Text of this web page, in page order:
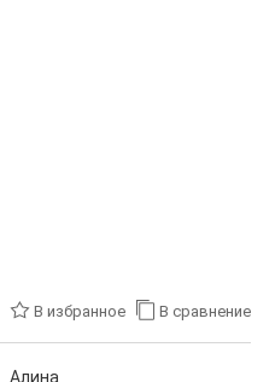
В избранное В сравнение
Алина